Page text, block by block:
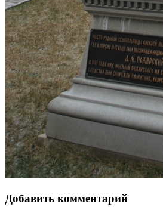
Добавить комментарий